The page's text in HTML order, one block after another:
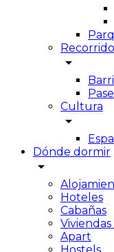
arrow_drop_down
Cultura
arrow_drop_down
Dónde dormir
arrow_drop_down
Hoteles
Cabañas
Apart